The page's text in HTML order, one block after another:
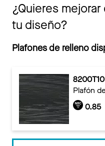
¿Quieres
tu diseño?
Plafones de relleno
8200T10
Plafón
0.85